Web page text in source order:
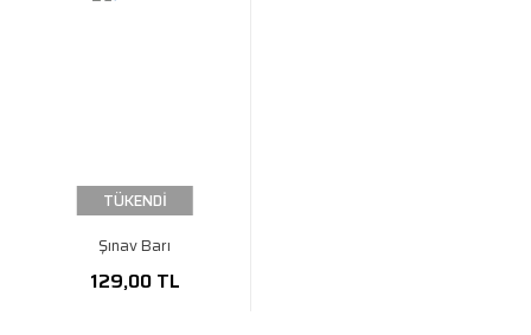
TÜKENDİ
Şınav Barı
129,00 TL